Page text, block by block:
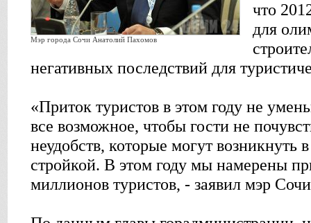
Мэр города Сочи Анатолий Пахомов
что
для
негативных последствий для
«Приток туристов в этом году не
все возможное, чтобы гости не
неудобств, которые могут возникнуть
стройкой. В этом году мы намерены
миллионов туристов, - заявил мэр